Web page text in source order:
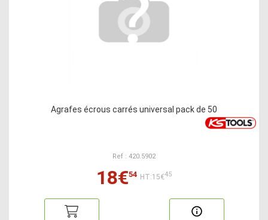
Agrafes écrous carrés universal pack de 50
Ref : 420.5902
18€54 HT:15€45